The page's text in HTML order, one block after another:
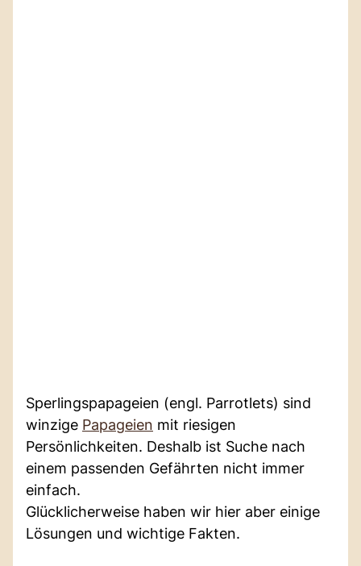
Sperlingspapageien (engl. Parrotlets) sind
winzige Papageien mit riesigen
Persönlichkeiten. Deshalb ist Suche nach
einem passenden Gefährten nicht immer
einfach.
Glücklicherweise haben wir hier aber einige
Lösungen und wichtige Fakten.